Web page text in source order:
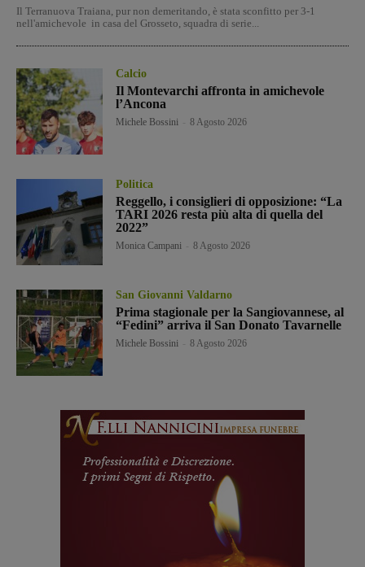
Il Terranuova Traiana, pur non demeritando, è stata sconfitto per 3-1
nell'amichevole in casa del Grosseto, squadra di serie...
Calcio
Il Montevarchi affronta in amichevole
l’Ancona
Michele Bossini 8 Agosto 2026
Politica
Reggello, i consiglieri di opposizione: “La
TARI 2026 resta più alta di quella del
2022”
Monica Campani 8 Agosto 2026
San Giovanni Valdarno
Prima stagionale per la Sangiovannese, al
“Fedini” arriva il San Donato Tavarnelle
Michele Bossini 8 Agosto 2026